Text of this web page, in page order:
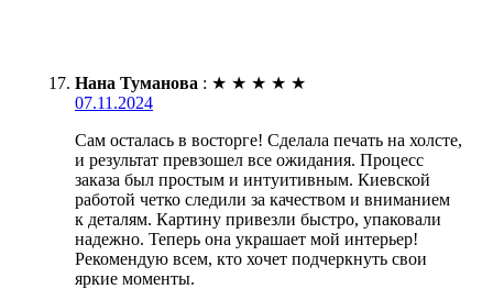
Нана Туманова : ★ ★ ★ ★ ★
07.11.2024
Сам осталась в восторге! Сделала печать на холсте,
и результат превзошел все ожидания. Процесс
заказа был простым и интуитивным. Киевской
работой четко следили за качеством и вниманием
к деталям. Картину привезли быстро, упаковали
надежно. Теперь она украшает мой интерьер!
Рекомендую всем, кто хочет подчеркнуть свои
яркие моменты.